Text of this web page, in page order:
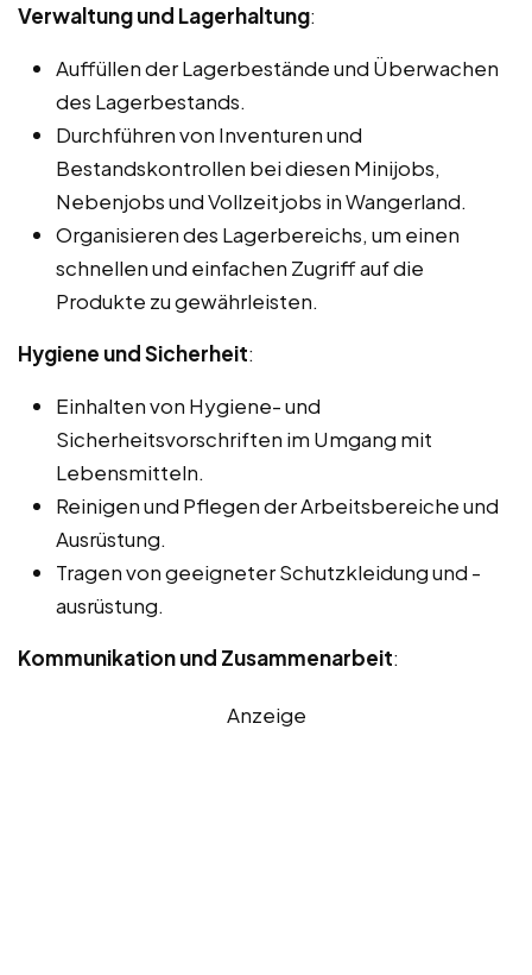
Verwaltung und Lagerhaltung:
Auffüllen der Lagerbestände und Überwachen
des Lagerbestands.
Durchführen von Inventuren und
Bestandskontrollen bei diesen Minijobs,
Nebenjobs und Vollzeitjobs in Wangerland.
Organisieren des Lagerbereichs, um einen
schnellen und einfachen Zugriff auf die
Produkte zu gewährleisten.
Hygiene und Sicherheit:
Einhalten von Hygiene- und
Sicherheitsvorschriften im Umgang mit
Lebensmitteln.
Reinigen und Pflegen der Arbeitsbereiche und
Ausrüstung.
Tragen von geeigneter Schutzkleidung und -
ausrüstung.
Kommunikation und Zusammenarbeit:
Anzeige